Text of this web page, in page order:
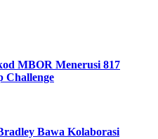
MBOR Menerusi 817
Challenge
Bawa Kolaborasi